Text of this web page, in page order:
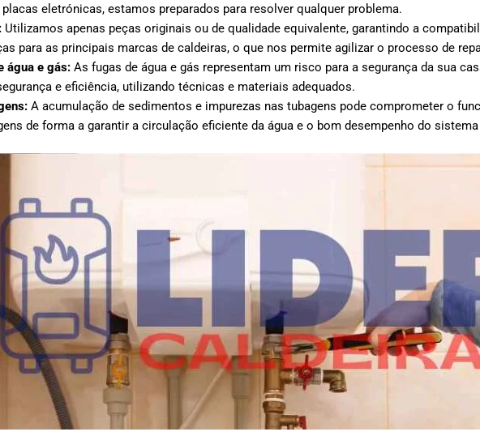
eletrónicas, estamos preparados para resolver qualquer problema.
Utilizamos apenas peças originais ou de qualidade equivalente, garantindo a
para as principais marcas de caldeiras, o que nos permite agilizar o processo de
água e gás: As fugas de água e gás representam um risco para a segurança da sua
e eficiência, utilizando técnicas e materiais adequados.
A acumulação de sedimentos e impurezas nas tubagens pode comprometer o
de forma a garantir a circulação eficiente da água e o bom desempenho do